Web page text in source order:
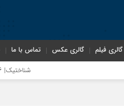
گالری فیلم گالری عکس تماس با ما